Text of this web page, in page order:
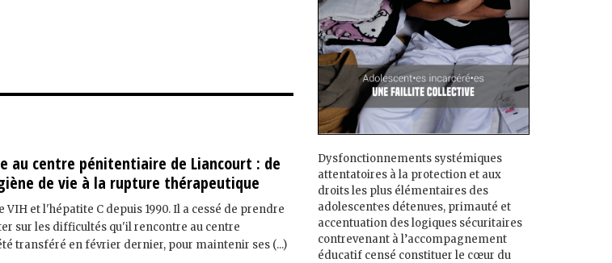
au centre pénitentiaire de Liancourt : de
de vie à la rupture thérapeutique
VIH et l'hépatite C depuis 1990. Il a cessé de prendre
sur les difficultés qu'il rencontre au centre
transféré en février dernier, pour maintenir ses (...)
Dysfonctionnements systémiques
attentatoires à la protection et aux
droits les plus élémentaires des
adolescent·es détenu·es, primauté et
accentuation des logiques sécuritaires
contrevenant à l’accompagnement
éducatif censé constituer le cœur du